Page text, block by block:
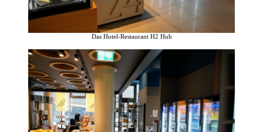
Das Hotel-Restaurant H2 Hub